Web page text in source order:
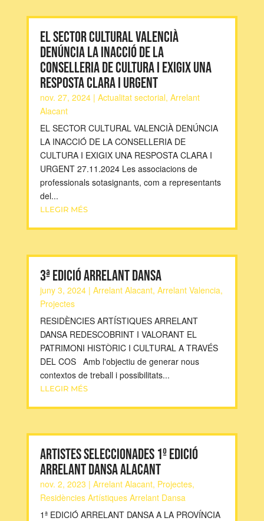
EL SECTOR CULTURAL VALENCIÀ
DENÚNCIA LA INACCIÓ DE LA
CONSELLERIA DE CULTURA I EXIGIX UNA
RESPOSTA CLARA I URGENT
nov. 27, 2024| Actualitat sectorial, Arrelant
Alacant
EL SECTOR CULTURAL VALENCIÀ DENÚNCIA
LA INACCIÓ DE LA CONSELLERIA DE
CULTURA I EXIGIX UNA RESPOSTA CLARA I
URGENT 27.11.2024 Les associacions de
professionals sotasignants, com a representants
del...
LLEGIR MÉS
3ª EDICIÓ ARRELANT DANSA
juny 3, 2024| Arrelant Alacant, Arrelant Valencia,
Projectes
RESIDÈNCIES ARTÍSTIQUES ARRELANT
DANSA REDESCOBRINT I VALORANT EL
PATRIMONI HISTÒRIC I CULTURAL A TRAVÉS
DEL COS Amb l'objectiu de generar nous
contextos de treball i possibilitats...
LLEGIR MÉS
ARTISTES SELECCIONADES 1º EDICIÓ
ARRELANT DANSA ALACANT
nov. 2, 2023 | Arrelant Alacant, Projectes,
Residències Artístiques Arrelant Dansa
1ª EDICIÓ ARRELANT DANSA A LA PROVÍNCIA